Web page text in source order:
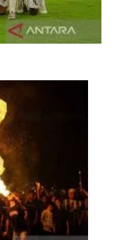
Garuda Muda